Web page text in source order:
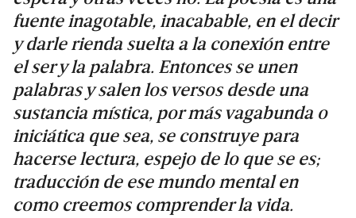
fuente inagotable, inacabable, en el decir
y darle rienda suelta a la conexión entre
el ser y la palabra. Entonces se unen
palabras y salen los versos desde una
sustancia mística, por más vagabunda o
iniciática que sea, se construye para
hacerse lectura, espejo de lo que se es;
traducción de ese mundo mental en
como creemos comprender la vida.